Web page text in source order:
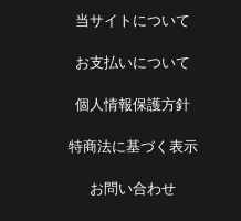
当サイトについて
お支払いについて
個人情報保護方針
特商法に基づく表示
お問い合わせ